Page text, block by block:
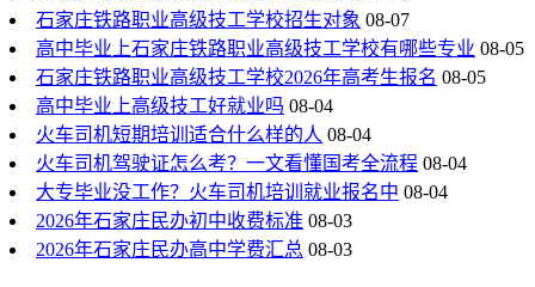
石家庄铁路职业高级技工学校招生对象 08-07
高中毕业上石家庄铁路职业高级技工学校有哪些专业 08-05
石家庄铁路职业高级技工学校2026年高考生报名 08-05
高中毕业上高级技工好就业吗 08-04
火车司机短期培训适合什么样的人 08-04
火车司机驾驶证怎么考？一文看懂国考全流程 08-04
大专毕业没工作？火车司机培训就业报名中 08-04
2026年石家庄民办初中收费标准 08-03
2026年石家庄民办高中学费汇总 08-03